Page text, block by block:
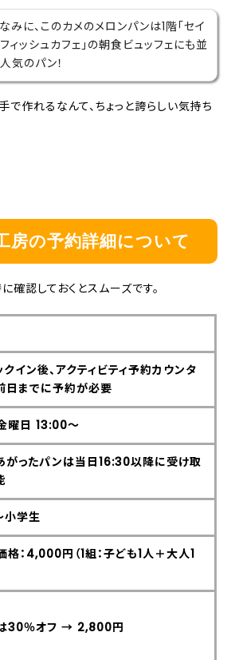
みに、このカメのメロンパンは1階「セイ
ィッシュカフェ」の朝食ビュッフェにも並
気のパン！
作れるなんて、ちょっと誇らしい気持ち
房の予約詳細について
認しておくとスムーズです。
クイン後、アクティビティ予約カウンタ
日までに予約が必要
曜日 13:00〜
がったパンは当日16:30以降に受け取
小学生
格：4,000円（1組：子ども1人＋大人1
30％オフ → 2,800円